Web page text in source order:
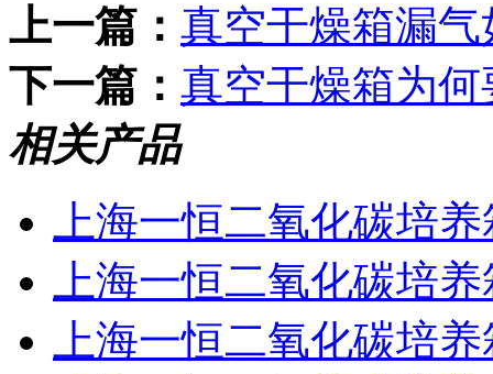
上一篇： 真空干燥箱漏
下一篇： 真空干燥箱为
相关产品
上海一恒二氧化碳培
上海一恒二氧化碳培
上海一恒二氧化碳培